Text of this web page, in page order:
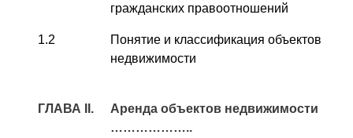
гражданских правоотношений
1.2
Понятие и классификация объектов
недвижимости
ГЛАВА .
Аренда объектов недвижимости
………………..